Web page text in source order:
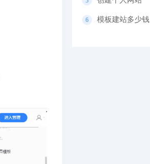
模板建站多少钱